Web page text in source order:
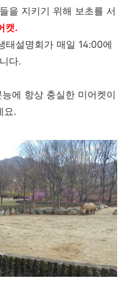
을 지키기 위해 보초를 서
캣.
태설명회가 매일 14:00에
다.
에 항상 충실한 미어켓이
요.